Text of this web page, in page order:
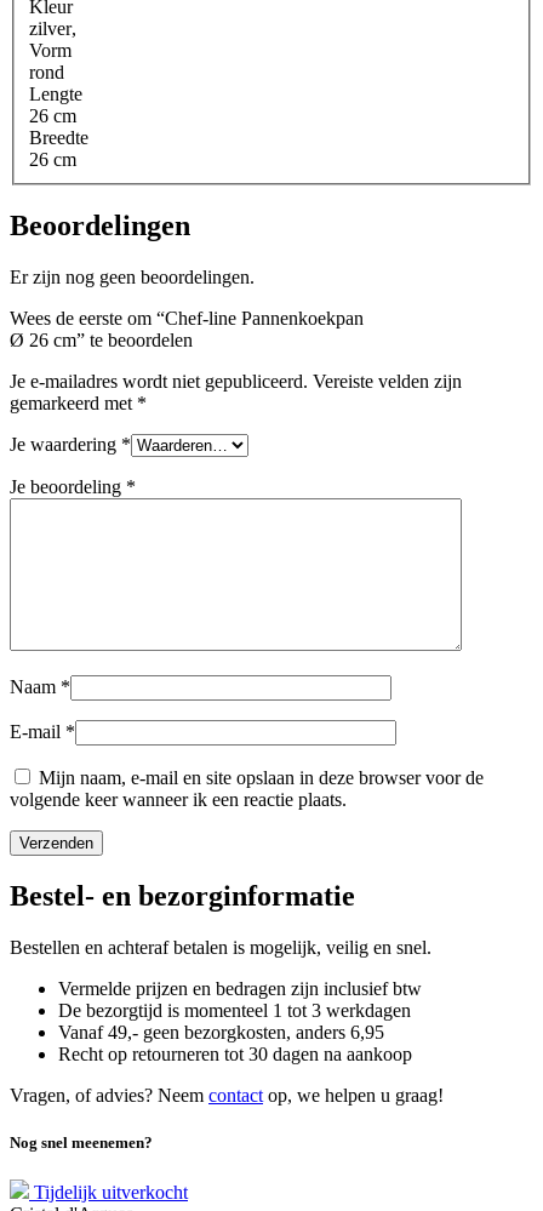
Kleur
zilver,
Vorm
rond
Lengte
26 cm
Breedte
26 cm
Beoordelingen
Er zijn nog geen beoordelingen.
Wees de eerste om “Chef-line Pannenkoekpan
Ø 26 cm” te beoordelen
Je e-mailadres wordt niet gepubliceerd. Vereiste velden zijn
gemarkeerd met *
Je waardering *
Je beoordeling *
Naam *
E-mail *
Mijn naam, e-mail en site opslaan in deze browser voor de
volgende keer wanneer ik een reactie plaats.
Bestel- en bezorginformatie
Bestellen en achteraf betalen is mogelijk, veilig en snel.
Vermelde prijzen en bedragen zijn inclusief btw
De bezorgtijd is momenteel 1 tot 3 werkdagen
Vanaf 49,- geen bezorgkosten, anders 6,95
Recht op retourneren tot 30 dagen na aankoop
Vragen, of advies? Neem contact op, we helpen u graag!
Nog snel meenemen?
Tijdelijk uitverkocht